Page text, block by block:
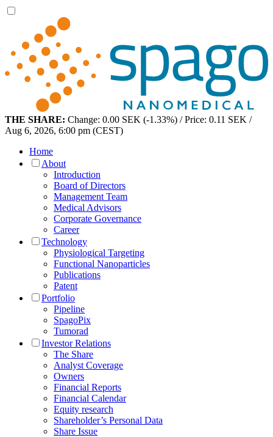
THE SHARE: Change: 0.00 SEK (-1.33%) / Price: 0.11 SEK /
Aug 6, 2026, 6:00 pm (CEST)
Home
About
Introduction
Board of Directors
Management Team
Medical Advisors
Corporate Governance
Career
Technology
Physiological Targeting
Functional Nanoparticles
Publications
Patent
Portfolio
Pipeline
SpagoPix
Tumorad
Investor Relations
The Share
Analyst Coverage
Owners
Financial Reports
Financial Calendar
Equity research
Shareholder’s Personal Data
Share Issue